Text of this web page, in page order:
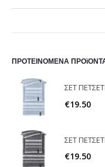
ΠΡΟΤΕΙΝΟΜΕΝΑ
ΣΕΤ
€19.50
€19.50